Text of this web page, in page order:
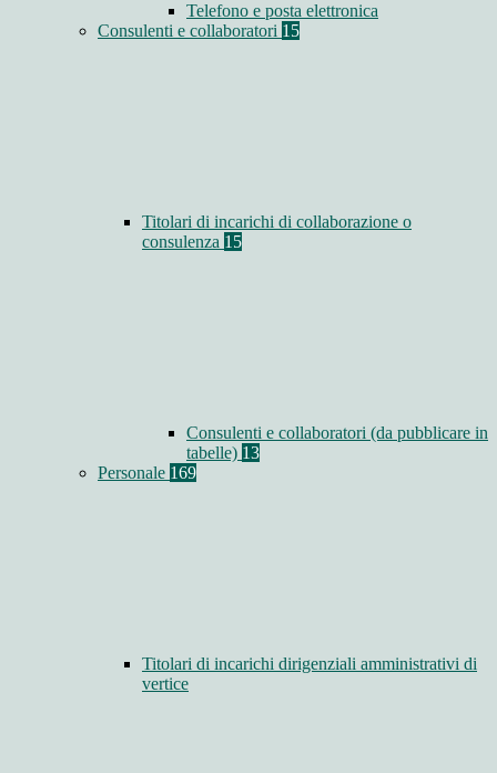
Telefono e posta elettronica
Consulenti e collaboratori 15
Titolari di incarichi di collaborazione o
consulenza 15
Consulenti e collaboratori (da pubblicare in
tabelle) 13
Personale 169
Titolari di incarichi dirigenziali amministrativi di
vertice